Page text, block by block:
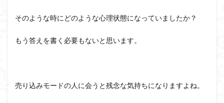
そのような時にどのような心理状態になっていましたか？
もう答えを書く必要もないと思います。
売り込みモードの人に会うと残念な気持ちになりますよね。